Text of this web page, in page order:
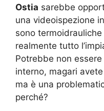
Ostia sarebbe
una videoispezione
sono
realmente tutto
Potrebbe non
interno, magari
ma è una
perché?